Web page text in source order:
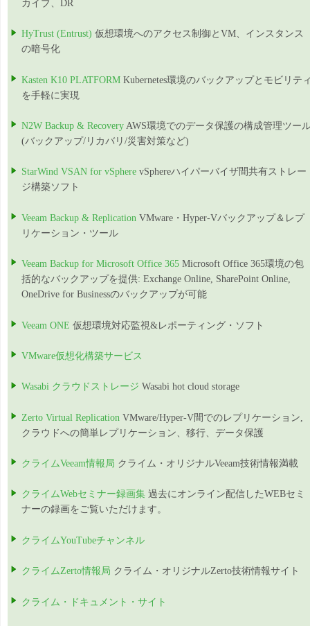
カイブ、DR
HyTrust (Entrust) 仮想環境へのアクセス制御とVM、インスタンス
の暗号化
Kasten K10 PLATFORM Kubernetes環境のバックアップとモビリテ
を手軽に実現
N2W Backup & Recovery AWS環境でのデータ保護の構成管理ツー
(バックアップ/リカバリ/災害対策など)
StarWind VSAN for vSphere vSphereハイパーバイザ間共有ストレー
ジ構築ソフト
Veeam Backup & Replication VMware・Hyper-Vバックアップ＆レプ
リケーション・ツール
Veeam Backup for Microsoft Office 365 Microsoft Office 365環境の包
括的なバックアップを提供: Exchange Online, SharePoint Online,
OneDrive for Businessのバックアップが可能
Veeam ONE 仮想環境対応監視&レポーティング・ソフト
VMware仮想化構築サービス
Wasabi クラウドストレージ Wasabi hot cloud storage
Zerto Virtual Replication VMware/Hyper-V間でのレプリケーション,
クラウドへの簡単レプリケーション、移行、データ保護
クライムVeeam情報局 クライム・オリジナルVeeam技術情報満載
クライムWebセミナー録画集 過去にオンライン配信したWEBセミ
ナーの録画をご覧いただけます。
クライムYouTubeチャンネル
クライムZerto情報局 クライム・オリジナルZerto技術情報サイト
クライム・ドキュメント・サイト